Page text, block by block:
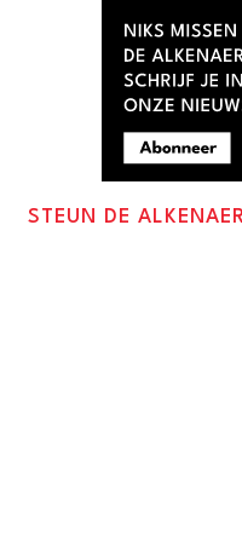
STEUN DE ALKENAER